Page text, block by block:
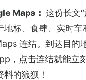
Maps： 这份长文
地标、食肆、实时车
连结。到达目的
，点击连结就能立
的狼狈！